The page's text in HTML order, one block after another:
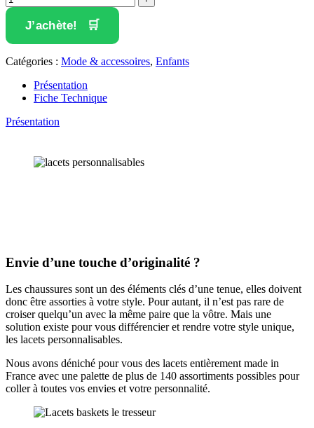
J’achète!
Catégories : Mode & accessoires, Enfants
Présentation
Fiche Technique
Présentation
Envie d’une touche d’originalité ?
Les chaussures sont un des éléments clés d’une tenue, elles doivent
donc être assorties à votre style. Pour autant, il n’est pas rare de
croiser quelqu’un avec la même paire que la vôtre. Mais une
solution existe pour vous différencier et rendre votre style unique,
les lacets personnalisables.
Nous avons déniché pour vous des lacets entièrement made in
France avec une palette de plus de 140 assortiments possibles pour
coller à toutes vos envies et votre personnalité.